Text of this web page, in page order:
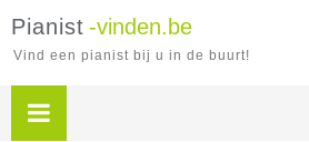
Pianist -vinden.be
Vind een pianist bij u in de buurt!